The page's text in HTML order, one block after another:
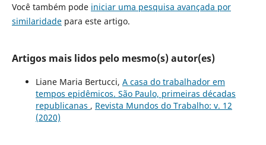
Você também pode iniciar uma pesquisa avançada por
similaridadepara este artigo.
Artigos mais lidos pelo mesmo(s) autor(es)
Liane Maria Bertucci, A casa do trabalhador em
tempos epidêmicos. São Paulo, primeiras décadas
republicanas , Revista Mundos do Trabalho: v. 12
(2020)